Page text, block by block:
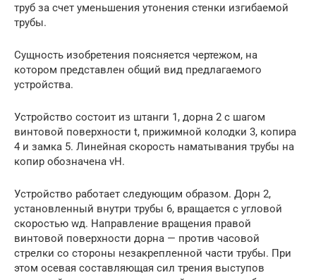
труб за счет уменьшения утонения стенки изгибаемой
трубы.
Сущность изобретения поясняется чертежом, на
котором представлен общий вид предлагаемого
устройства.
Устройство состоит из штанги 1, дорна 2 с шагом
винтовой поверхности t, прижимной колодки 3, копира
4 и замка 5. Линейная скорость наматывания трубы на
копир обозначена vH.
Устройство работает следующим образом. Дорн 2,
установленный внутри трубы 6, вращается с угловой
скоростью wд. Направление вращения правой
винтовой поверхности дорна — против часовой
стрелки со стороны незакрепленной части трубы. При
этом осевая составляющая сил трения выступов